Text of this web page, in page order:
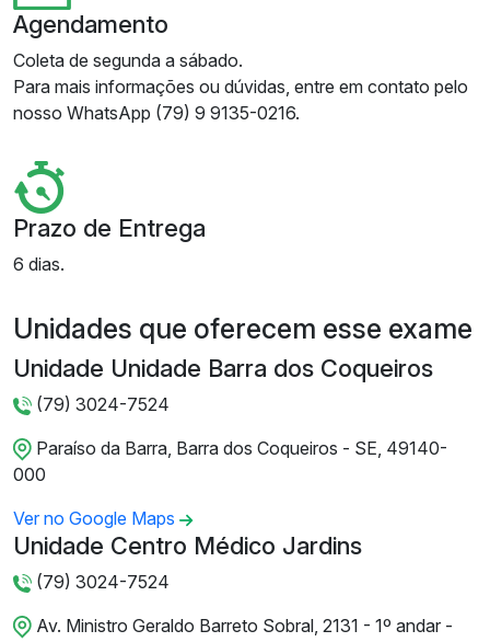
Agendamento
Coleta de segunda a sábado.
Para mais informações ou dúvidas, entre em contato pelo
nosso WhatsApp (79) 9 9135-0216.
Prazo de Entrega
6 dias.
Unidades que oferecem esse exame
Unidade Unidade Barra dos Coqueiros
(79) 3024-7524
Paraíso da Barra, Barra dos Coqueiros - SE, 49140-
000
Ver no Google Maps
Unidade Centro Médico Jardins
(79) 3024-7524
Av. Ministro Geraldo Barreto Sobral, 2131 - 1º andar -